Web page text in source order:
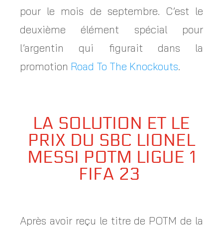
pour le mois de septembre. C’est le
deuxième élément spécial pour
l’argentin qui figurait dans la
promotion Road To The Knockouts.
LA SOLUTION ET LE
PRIX DU SBC LIONEL
MESSI POTM LIGUE 1
FIFA 23
Après avoir reçu le titre de POTM de la